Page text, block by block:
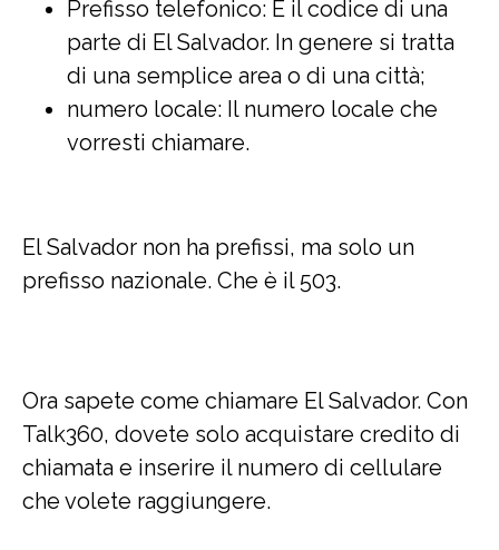
Prefisso telefonico: È il codice di una
parte di El Salvador. In genere si tratta
di una semplice area o di una città;
numero locale: Il numero locale che
vorresti chiamare.
El Salvador non ha prefissi, ma solo un
prefisso nazionale. Che è il 503.
Ora sapete come chiamare El Salvador. Con
Talk360, dovete solo acquistare credito di
chiamata e inserire il numero di cellulare
che volete raggiungere.